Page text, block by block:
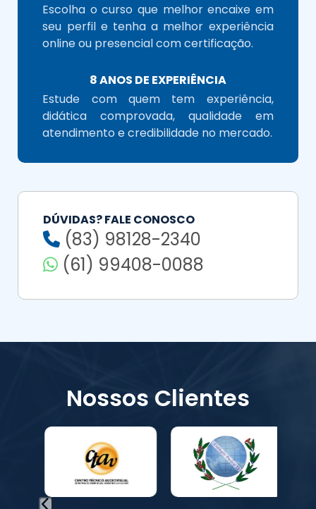
Escolha o curso que melhor encaixe em
seu perfil e tenha a melhor experiência
online ou presencial com certificação.
8 ANOS DE EXPERIÊNCIA
Estude com quem tem experiência,
didática comprovada, qualidade em
atendimento e credibilidade no mercado.
DÚVIDAS? FALE CONOSCO
(83) 98128-2340
(61) 99408-0088
Nossos Clientes